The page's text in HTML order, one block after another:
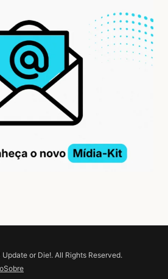
or Die!. All Rights Reserved.
Sobre